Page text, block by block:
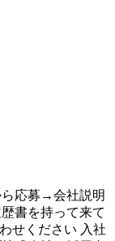
ら応募→会社説明
書を持って来て
せください 入社